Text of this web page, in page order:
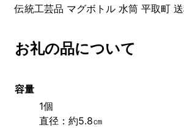
伝統工芸品 マグボトル 水筒 平取町
お礼の品について
容量
1個
直径：約5.8㎝